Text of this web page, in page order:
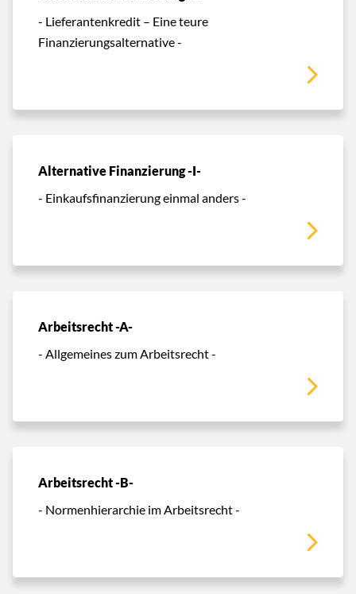
- Lieferantenkredit – Eine teure
Finanzierungsalternative -
Alternative Finanzierung -I-
- Einkaufsfinanzierung einmal anders -
Arbeitsrecht -A-
- Allgemeines zum Arbeitsrecht -
Arbeitsrecht -B-
- Normenhierarchie im Arbeitsrecht -